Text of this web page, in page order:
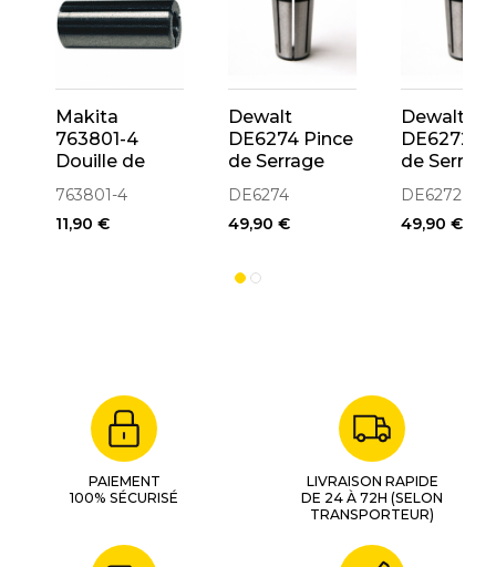
Makita
763801-4
Douille de
réduction de
Pince ø12-
ø6mm
763801-4
11,90 €
Dewalt
DE6274 Pince
de Serrage
8mm Pour
Défonceuse
DW624,
DW625E,
DE6274
49,90 €
Dewalt
DE6272
de
6mm
DW624,
DE6272
49,90 €
PAIEMENT
100% SÉCURISÉ
LIVRAISON RAPIDE
DE 24 À 72H (SELON
TRANSPORTEUR)